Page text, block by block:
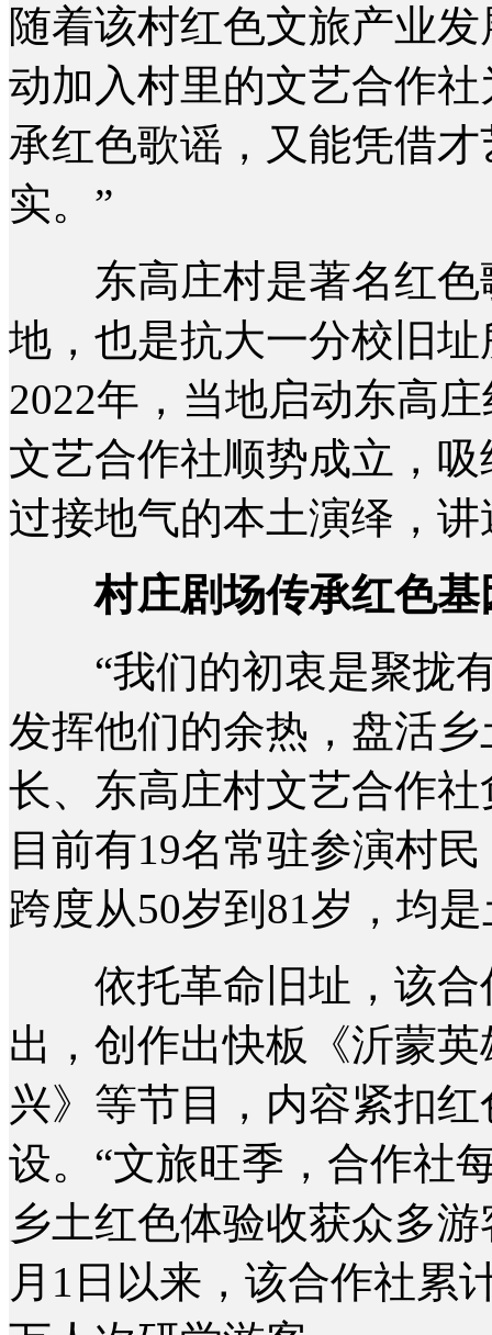
随着该村红色文旅产业
动加入村里的文艺合作
承红色歌谣，又能凭借
实。”
东高庄村是著名红色
地，也是抗大一分校旧
2022年，当地启动东高
文艺合作社顺势成立，
过接地气的本土演绎，
村庄剧场传承红色基
“我们的初衷是聚拢有
发挥他们的余热，盘活
长、东高庄村文艺合作
目前有19名常驻参演村
跨度从50岁到81岁，均
依托革命旧址，该合
出，创作出快板《沂蒙
兴》等节目，内容紧扣
设。“文旅旺季，合作社
乡土红色体验收获众多
月1日以来，该合作社累